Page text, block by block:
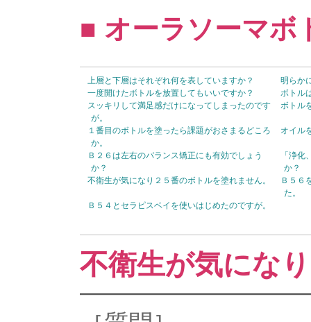
■ オーラソーマボ
上層と下層はそれぞれ何を表していますか？
明らか
一度開けたボトルを放置してもいいですか？
ボトル
スッキリして満足感だけになってしまったのです
が。
ボトル
１番目のボトルを塗ったら課題がおさまるどころ
か。
オイル
Ｂ２６は左右のバランス矯正にも有効でしょう
か？
「浄
か？
不衛生が気になり２５番のボトルを塗れません。
Ｂ５６
た。
Ｂ５４とセラピスベイを使いはじめたのですが。
不衛生が気にな